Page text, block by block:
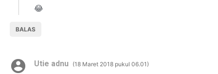
😂
BALAS
Utie adnu 18 Maret 2018 pukul 06.01